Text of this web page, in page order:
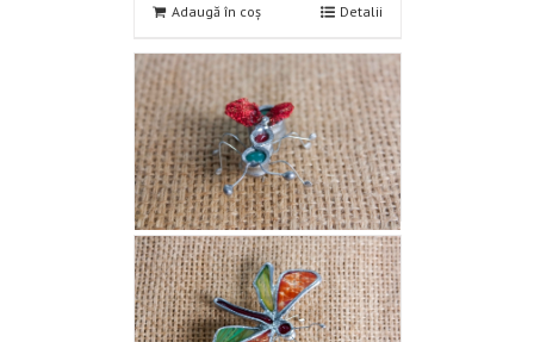
Adaugă în coș Detalii
Cicica
40.00lei
Adaugă în coș Detalii